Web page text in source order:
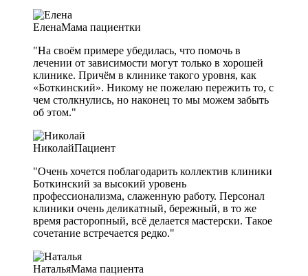
ЕленаМама пациентки
"На своём примере убедилась, что помочь в
лечении от зависимости могут только в хорошей
клинике. Причём в клинике такого уровня, как
«Боткинский». Никому не пожелаю пережить то, с
чем столкнулись, но наконец то мы можем забыть
об этом."
НиколайПациент
"Очень хочется поблагодарить коллектив клиники
Боткинский за высокий уровень
профессионализма, слаженную работу. Персонал
клиники очень деликатный, бережный, в то же
время расторопный, всё делается мастерски. Такое
сочетание встречается редко."
НатальяМама пациента